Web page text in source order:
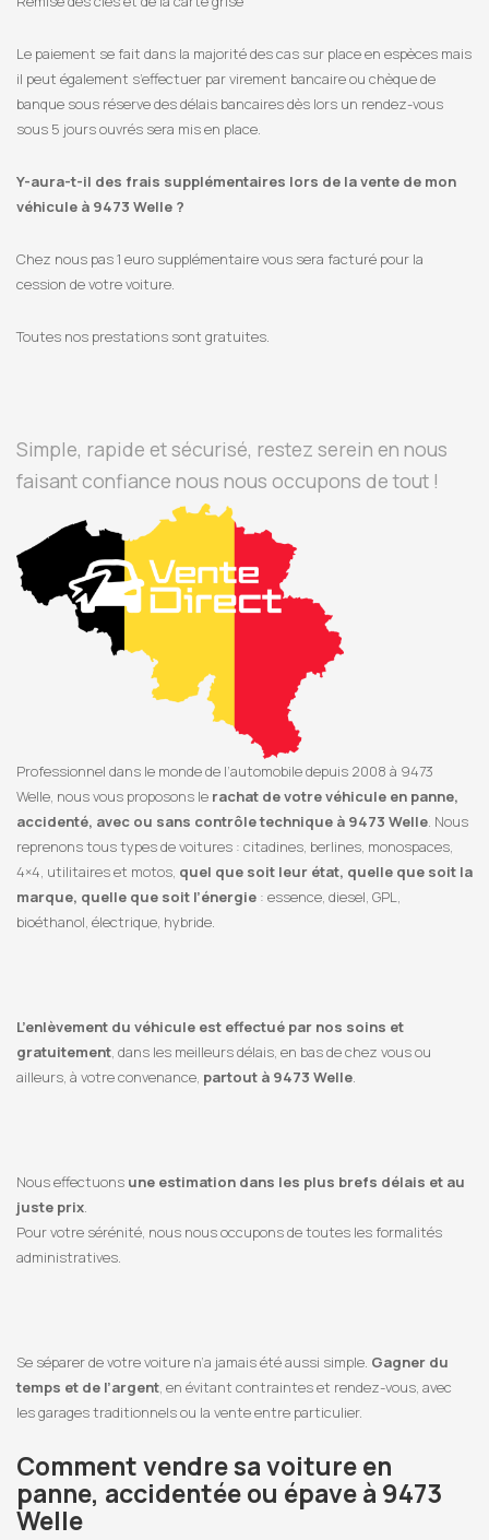
Le paiement se fait dans la majorité des cas sur place en espèces mais
il peut également s’effectuer par virement bancaire ou chèque de
banque sous réserve des délais bancaires dès lors un rendez-vous
sous 5 jours ouvrés sera mis en place.
Y-aura-t-il des frais supplémentaires lors de la vente de mon
véhicule à 9473 Welle ?
Chez nous pas 1 euro supplémentaire vous sera facturé pour la
cession de votre voiture.
Toutes nos prestations sont gratuites.
Simple, rapide et sécurisé, restez serein en nous
faisant confiance nous nous occupons de tout !
Professionnel dans le monde de l’automobile depuis 2008 à 9473
Welle, nous vous proposons le rachat de votre véhicule en panne,
accidenté, avec ou sans contrôle technique à 9473 Welle. Nous
reprenons tous types de voitures : citadines, berlines, monospaces,
4×4, utilitaires et motos, quel que soit leur état, quelle que soit la
marque, quelle que soit l’énergie : essence, diesel, GPL,
bioéthanol, électrique, hybride.
L’enlèvement du véhicule est effectué par nos soins et
gratuitement, dans les meilleurs délais, en bas de chez vous ou
ailleurs, à votre convenance, partout à 9473 Welle.
Nous effectuons une estimation dans les plus brefs délais et au
juste prix.
Pour votre sérénité, nous nous occupons de toutes les formalités
administratives.
Se séparer de votre voiture n’a jamais été aussi simple. Gagner du
temps et de l’argent, en évitant contraintes et rendez-vous, avec
les garages traditionnels ou la vente entre particulier.
Comment vendre sa voiture en
panne, accidentée ou épave à 9473
Welle